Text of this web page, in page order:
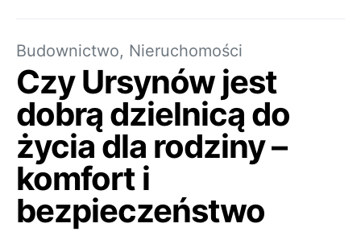
Budownictwo, Nieruchomości
Czy Ursynów jest
dobrą dzielnicą do
życia dla rodziny –
komfort i
bezpieczeństwo